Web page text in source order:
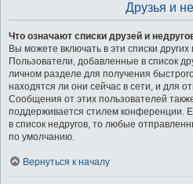
Друзья и
Что означают списки друзей и
Вы можете включать в эти списки
Пользователи, добавленные в список
личном разделе для получения
находятся ли они сейчас в сети, и для
Сообщения от этих пользователей
поддерживается стилем конференции.
в список недругов, то любые
по умолчанию.
Вернуться к началу